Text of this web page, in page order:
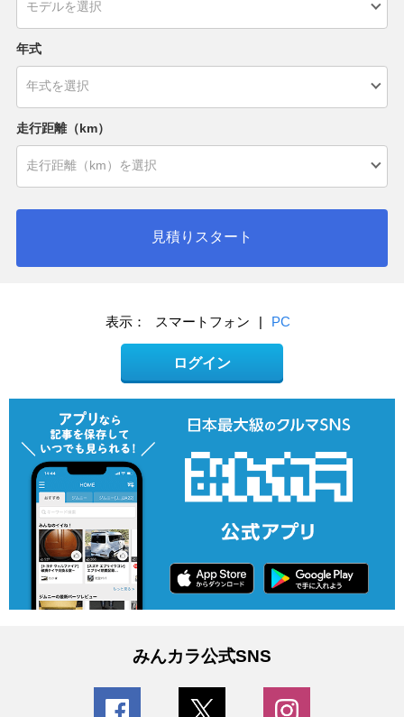
年式
走行距離（km）
見積りスタート
表示： スマートフォン | PC
ログイン
みんカラ公式SNS